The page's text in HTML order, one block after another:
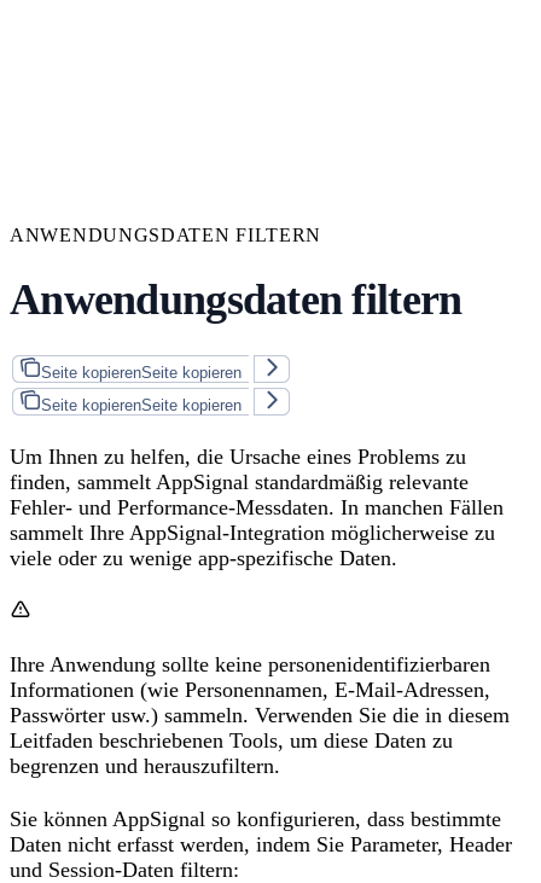
ANWENDUNGSDATEN FILTERN
Anwendungsdaten filtern
Seite kopierenSeite kopieren
Seite kopierenSeite kopieren
Um Ihnen zu helfen, die Ursache eines Problems zu
finden, sammelt AppSignal standardmäßig relevante
Fehler- und Performance-Messdaten. In manchen Fällen
sammelt Ihre AppSignal-Integration möglicherweise zu
viele oder zu wenige app-spezifische Daten.
Ihre Anwendung sollte keine personenidentifizierbaren
Informationen (wie Personennamen, E-Mail-Adressen,
Passwörter usw.) sammeln. Verwenden Sie die in diesem
Leitfaden beschriebenen Tools, um diese Daten zu
begrenzen und herauszufiltern.
Sie können AppSignal so konfigurieren, dass bestimmte
Daten nicht erfasst werden, indem Sie Parameter, Header
und Session-Daten filtern: